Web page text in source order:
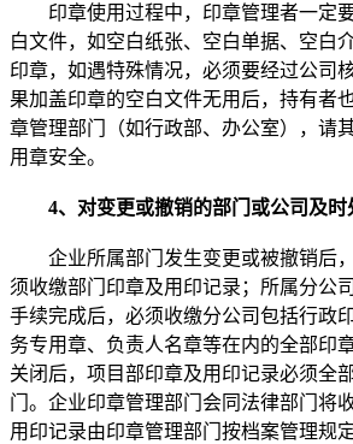
印章使用过程中，印章管理者一定
白文件，如空白纸张、空白单据、空白
印章，如遇特殊情况，必须要经过公司
果加盖印章的空白文件无用后，持有者
章管理部门（如行政部、办公室），请
用章安全。
4、对变更或撤销的部门或公司及时
企业所属部门发生变更或被撤销后
须收缴部门印章及用印记录；所属分公
手续完成后，必须收缴分公司包括行政
务专用章、负责人名章等在内的全部印
关闭后，项目部印章及用印记录必须全
门。企业印章管理部门会同法律部门将
用印记录由印章管理部门按档案管理规定